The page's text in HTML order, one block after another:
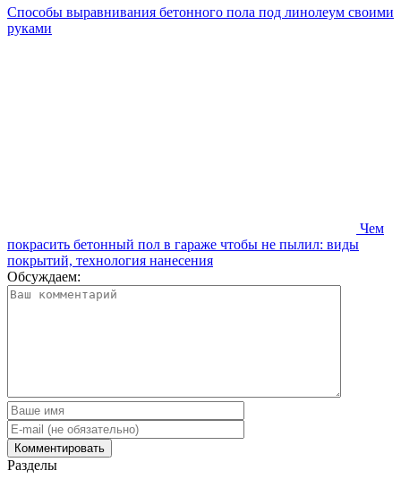
Способы выравнивания бетонного пола под линолеум своими
руками
Чем
покрасить бетонный пол в гараже чтобы не пылил: виды
покрытий, технология нанесения
Обсуждаем:
Разделы